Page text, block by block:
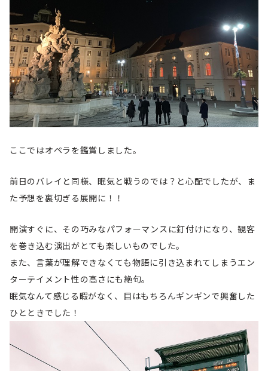
ここではオペラを鑑賞しました。
前日のバレイと同様、眠気と戦うのでは？と心配でしたが、ま
た予想を裏切ぎる展開に！！
開演すぐに、その巧みなパフォーマンスに釘付けになり、観客
を巻き込む演出がとても楽しいものでした。
また、言葉が理解できなくても物語に引き込まれてしまうエン
ターテイメント性の高さにも絶句。
眠気なんて感じる暇がなく、目はもちろんギンギンで興奮した
ひとときでした！